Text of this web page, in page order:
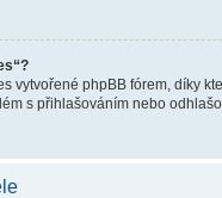
vytvořené phpBB fórem, díky
s přihlašováním nebo